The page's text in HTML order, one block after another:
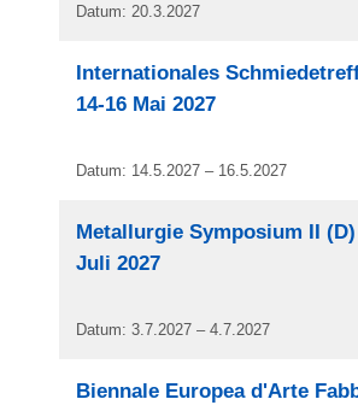
Datum: 20.3.2027
Internationales
14-16 Mai 2027
Datum: 14.5.2027 – 16.5.2027
Metallurgie Symposium II (D)
Juli 2027
Datum: 3.7.2027 – 4.7.2027
Biennale Europea d'Arte